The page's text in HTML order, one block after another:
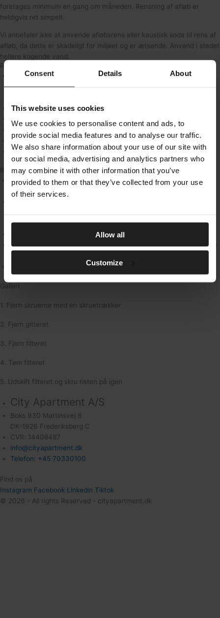
Consent Details About
This website uses cookies
We use cookies to personalise content and ads, to
provide social media features and to analyse our traffic.
We also share information about your use of our site with
our social media, advertising and analytics partners who
may combine it with other information that you’ve
provided to them or that they’ve collected from your use
of their services.
Allow all
Customize
foretages minimum en gang om måneden. Rensning af afløb er
heldigvis ret simpelt.
Vi anbefaler ikke at anvende afløbsrens eller kaustisk soda til rens af
afløb, da dette er skadeligt for miljøet og er ætsende. Anvend i stedet
hellere kogende vand.
Rens afløb på badeværelset:
Afløbet i badeværelset har et indbygget filter, der samler både
sæberester, hårrester mm. op. Dette kan let renses ved hjælp af
Skru risten af med en skruetrækker
Rens filtret og smid indholdet ud
Skyl filtret og sæt det i igen
Skru risten fast igen
Rensning af afløb i håndvask og køkkenvask med kogende vand:
Fjern skidt fra afløbet så langt ned som muligt. Anvend
eksempelvis en svamp eller børste samt rengøringsmiddel
stykke af røret under vasken.
Vandlåsen kan let skrues af med almindeligt værktøj.
Husk at have en spand eller håndklæde under, da der kan komme
Skyl afløbet efter med kogende vand
Galleri
1. Fjern skruerne med en skruetrækker
2. Fjern gitteret
3. Fjern filteret
4. Tøm filteret
5. Udskift filteret og skru risten på igen
City Apartment A/S
Boks 930 Martinsvej 8
DK-1926 Frederiksberg C
CVR: 14408487
info@cityapartment.dk
Telefon: +45 70330100
Find os på
Instagram Facebook Linkedin Tiktok
© 2026 - All rights Reserved - cityapartment.dk